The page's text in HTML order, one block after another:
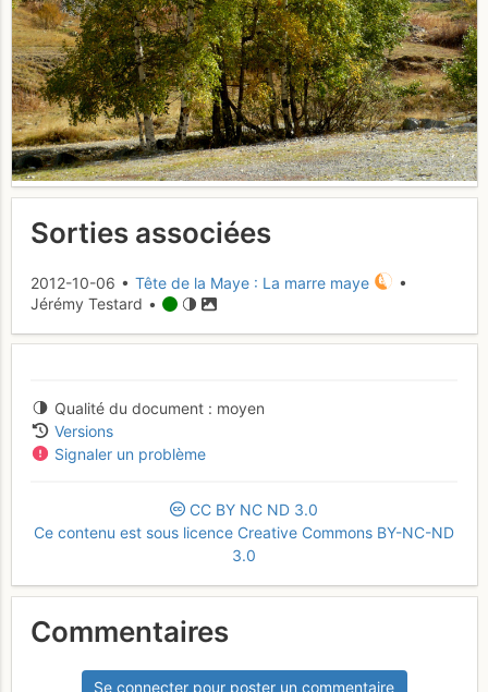
Sorties associées
2012-10-06 • Tête de la Maye : La marre maye
•
Jérémy Testard •
Qualité du document
moyen
Versions
Signaler un problème
CC BY NC ND 3.0
Ce contenu est sous licence Creative Commons BY-NC-ND
3.0
Commentaires
Se connecter pour poster un commentaire